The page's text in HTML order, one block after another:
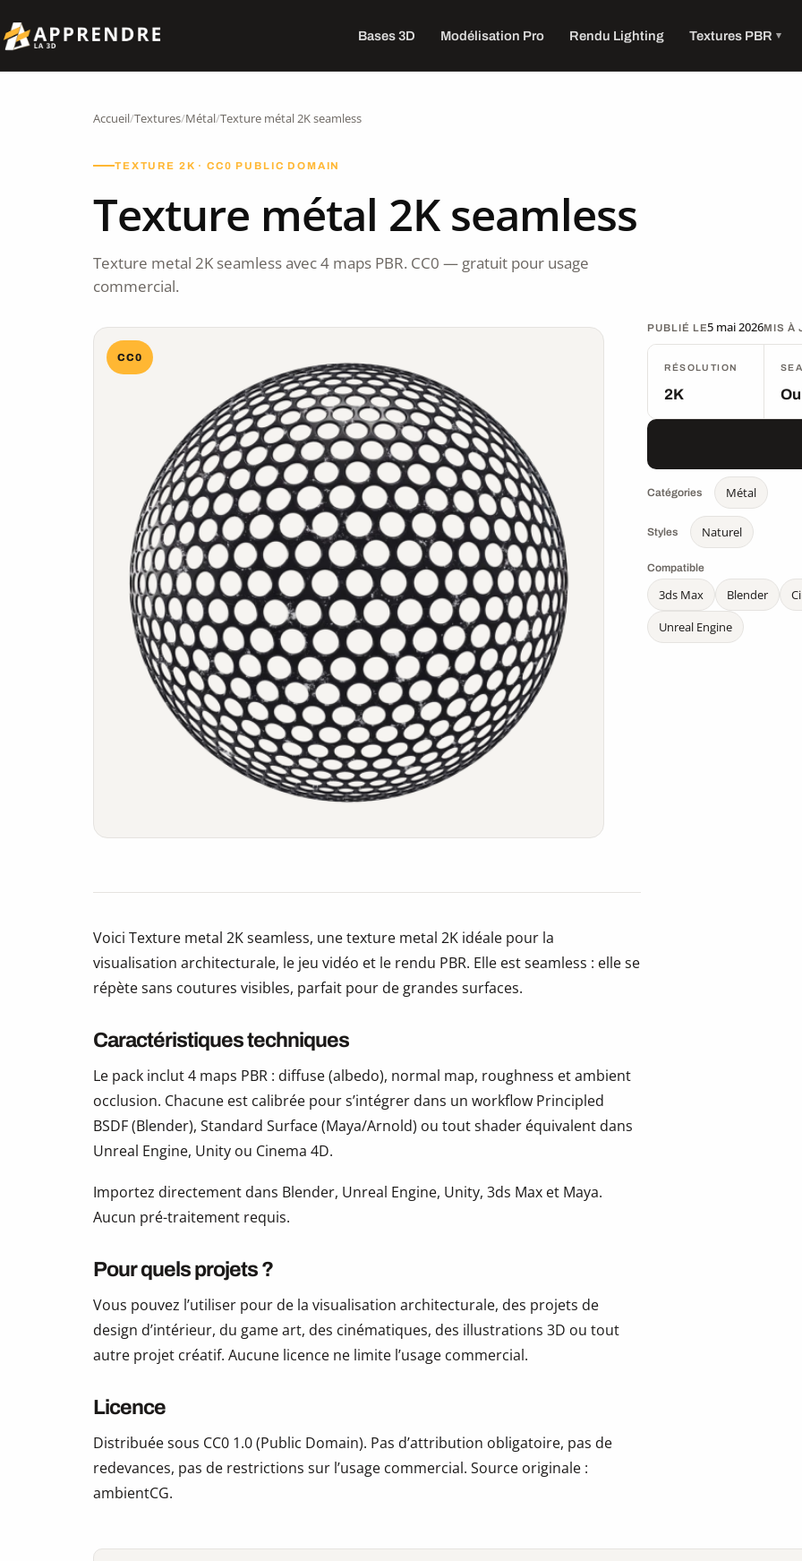
Bases 3D Modélisation Pro Rendu Lighting Textures PBR
Accueil/Textures/Métal/Texture métal 2K seamless
TEXTURE 2K · CC0 PUBLIC DOMAIN
Texture métal 2K seamless
Texture metal 2K seamless avec 4 maps PBR. CC0 — gratuit pour usage
commercial.
CC0
PUBLIÉ LE5 mai 2026MIS À
RÉSOLUTION
2K
Catégories Métal
Styles Naturel
Compatible
3ds Max Blender
Unreal Engine
Voici Texture metal 2K seamless, une texture metal 2K idéale pour la
visualisation architecturale, le jeu vidéo et le rendu PBR. Elle est seamless : elle se
répète sans coutures visibles, parfait pour de grandes surfaces.
Caractéristiques techniques
Le pack inclut 4 maps PBR : diffuse (albedo), normal map, roughness et ambient
occlusion. Chacune est calibrée pour s’intégrer dans un workflow Principled
BSDF (Blender), Standard Surface (Maya/Arnold) ou tout shader équivalent dans
Unreal Engine, Unity ou Cinema 4D.
Importez directement dans Blender, Unreal Engine, Unity, 3ds Max et Maya.
Aucun pré-traitement requis.
Pour quels projets ?
Vous pouvez l’utiliser pour de la visualisation architecturale, des projets de
design d’intérieur, du game art, des cinématiques, des illustrations 3D ou tout
autre projet créatif. Aucune licence ne limite l’usage commercial.
Licence
Distribuée sous CC0 1.0 (Public Domain). Pas d’attribution obligatoire, pas de
redevances, pas de restrictions sur l’usage commercial. Source originale :
ambientCG.